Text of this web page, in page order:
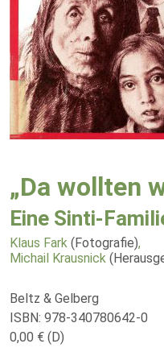
„Da wollten
Eine Sinti-
Klaus Fark (Fotografie),
Michail Krausnick
Beltz & Gelberg
ISBN: 978-340780642-0
0,00 € (D)